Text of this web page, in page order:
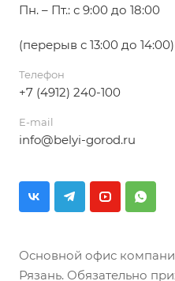
Пн. – Пт.: с 9:00 до 18:00
(перерыв с 13:00 до 14:00)
Телефон
+7 (4912) 240-100
E-mail
info@belyi-gorod.ru
Основной офис
Рязань. Обязательно